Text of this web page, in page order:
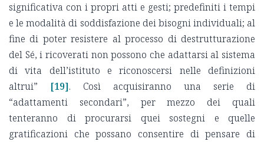
significativa con i propri atti e gesti; predefiniti i tempi
e le modalità di soddisfazione dei bisogni individuali; al
fine di poter resistere al processo di destrutturazione
del Sé, i ricoverati non possono che adattarsi al sistema
di vita dell’istituto e riconoscersi nelle definizioni
altrui”
[19]. Così acquisiranno una serie di
“adattamenti secondari”, per mezzo dei quali
tenteranno di procurarsi quei sostegni e quelle
gratificazioni che possano consentire di pensare di